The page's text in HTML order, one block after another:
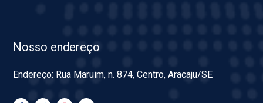
Nosso endereço
Endereço: Rua Maruim, n. 874, Centro, Aracaju/SE